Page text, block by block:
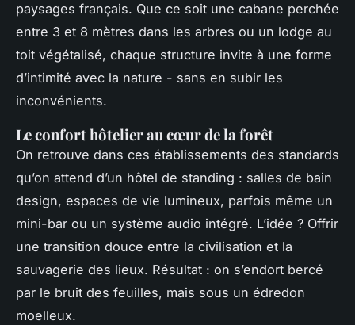
paysages français. Que ce soit une cabane perchée
entre 3 et 8 mètres dans les arbres ou un lodge au
toit végétalisé, chaque structure invite à une forme
d’intimité avec la nature - sans en subir les
inconvénients.
Le confort hôtelier au cœur de la forêt
On retrouve dans ces établissements des standards
qu’on attend d’un hôtel de standing : salles de bain
design, espaces de vie lumineux, parfois même un
mini-bar ou un système audio intégré. L’idée ? Offrir
une transition douce entre la civilisation et la
sauvagerie des lieux. Résultat : on s’endort bercé
par le bruit des feuilles, mais sous un édredon
moelleux.